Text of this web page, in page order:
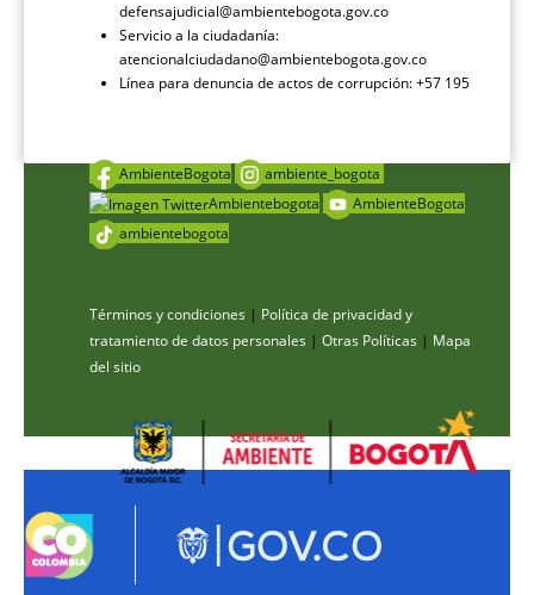
defensajudicial@ambientebogota.gov.co
Servicio a la ciudadanía:
atencionalciudadano@ambientebogota.gov.co
Línea para denuncia de actos de corrupción: +57 195
AmbienteBogota
ambiente_bogota
Ambientebogota
AmbienteBogota
ambientebogota
Términos y condiciones | Política de privacidad y
tratamiento de datos personales | Otras Políticas | Mapa
del sitio